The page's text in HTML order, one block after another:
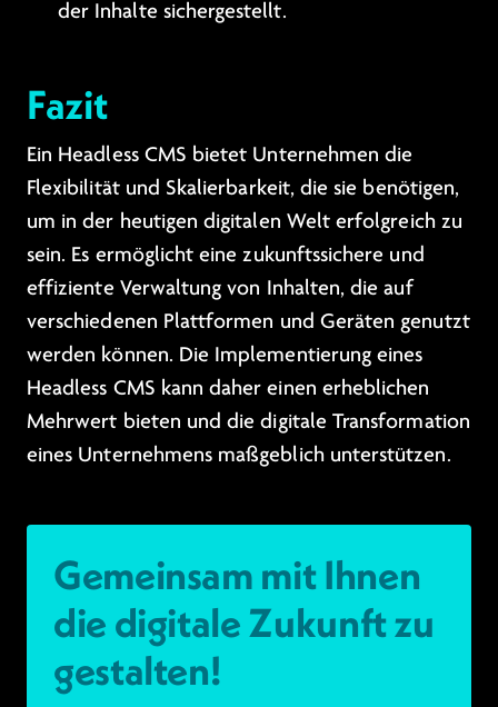
der Inhalte sichergestellt.
Fazit
Ein Headless CMS bietet Unternehmen die
Flexibilität und Skalierbarkeit, die sie benötigen,
um in der heutigen digitalen Welt erfolgreich zu
sein. Es ermöglicht eine zukunftssichere und
effiziente Verwaltung von Inhalten, die auf
verschiedenen Plattformen und Geräten genutzt
werden können. Die Implementierung eines
Headless CMS kann daher einen erheblichen
Mehrwert bieten und die digitale Transformation
eines Unternehmens maßgeblich unterstützen.
Gemeinsam mit Ihnen
die digitale Zukunft zu
gestalten!